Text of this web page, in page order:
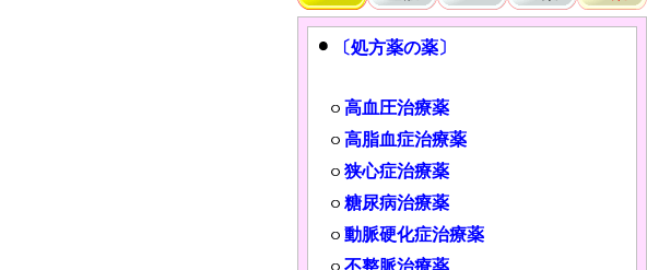
〔処方薬の薬〕
高血圧治療薬
高脂血症治療薬
狭心症治療薬
糖尿病治療薬
動脈硬化症治療薬
不整脈治療薬